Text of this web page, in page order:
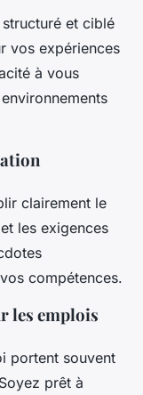
et ciblé
vos expériences
à vous
clairement le
les exigences
compétences.
les emplois
portent souvent
prêt à